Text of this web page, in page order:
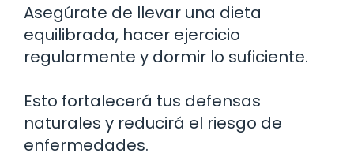
Asegúrate de llevar una dieta
equilibrada, hacer ejercicio
regularmente y dormir lo suficiente.
Esto fortalecerá tus defensas
naturales y reducirá el riesgo de
enfermedades.